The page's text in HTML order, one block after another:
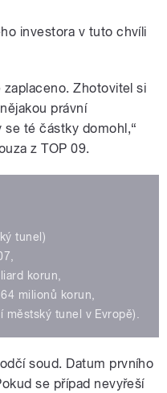
investora v tuto chvíli
Zhotovitel si
právní
té částky domohl,“
z TOP 09.
tunel)
korun,
milionů korun,
tunel v Evropě).
soud. Datum prvního
se případ nevyřeší